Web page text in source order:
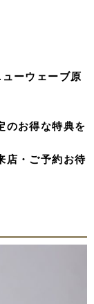
ーウェーブ原
のお得な特典を
店・ご予約お待